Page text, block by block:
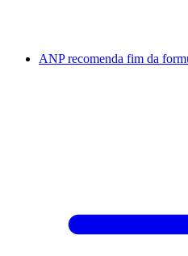
ANP recomenda fim da